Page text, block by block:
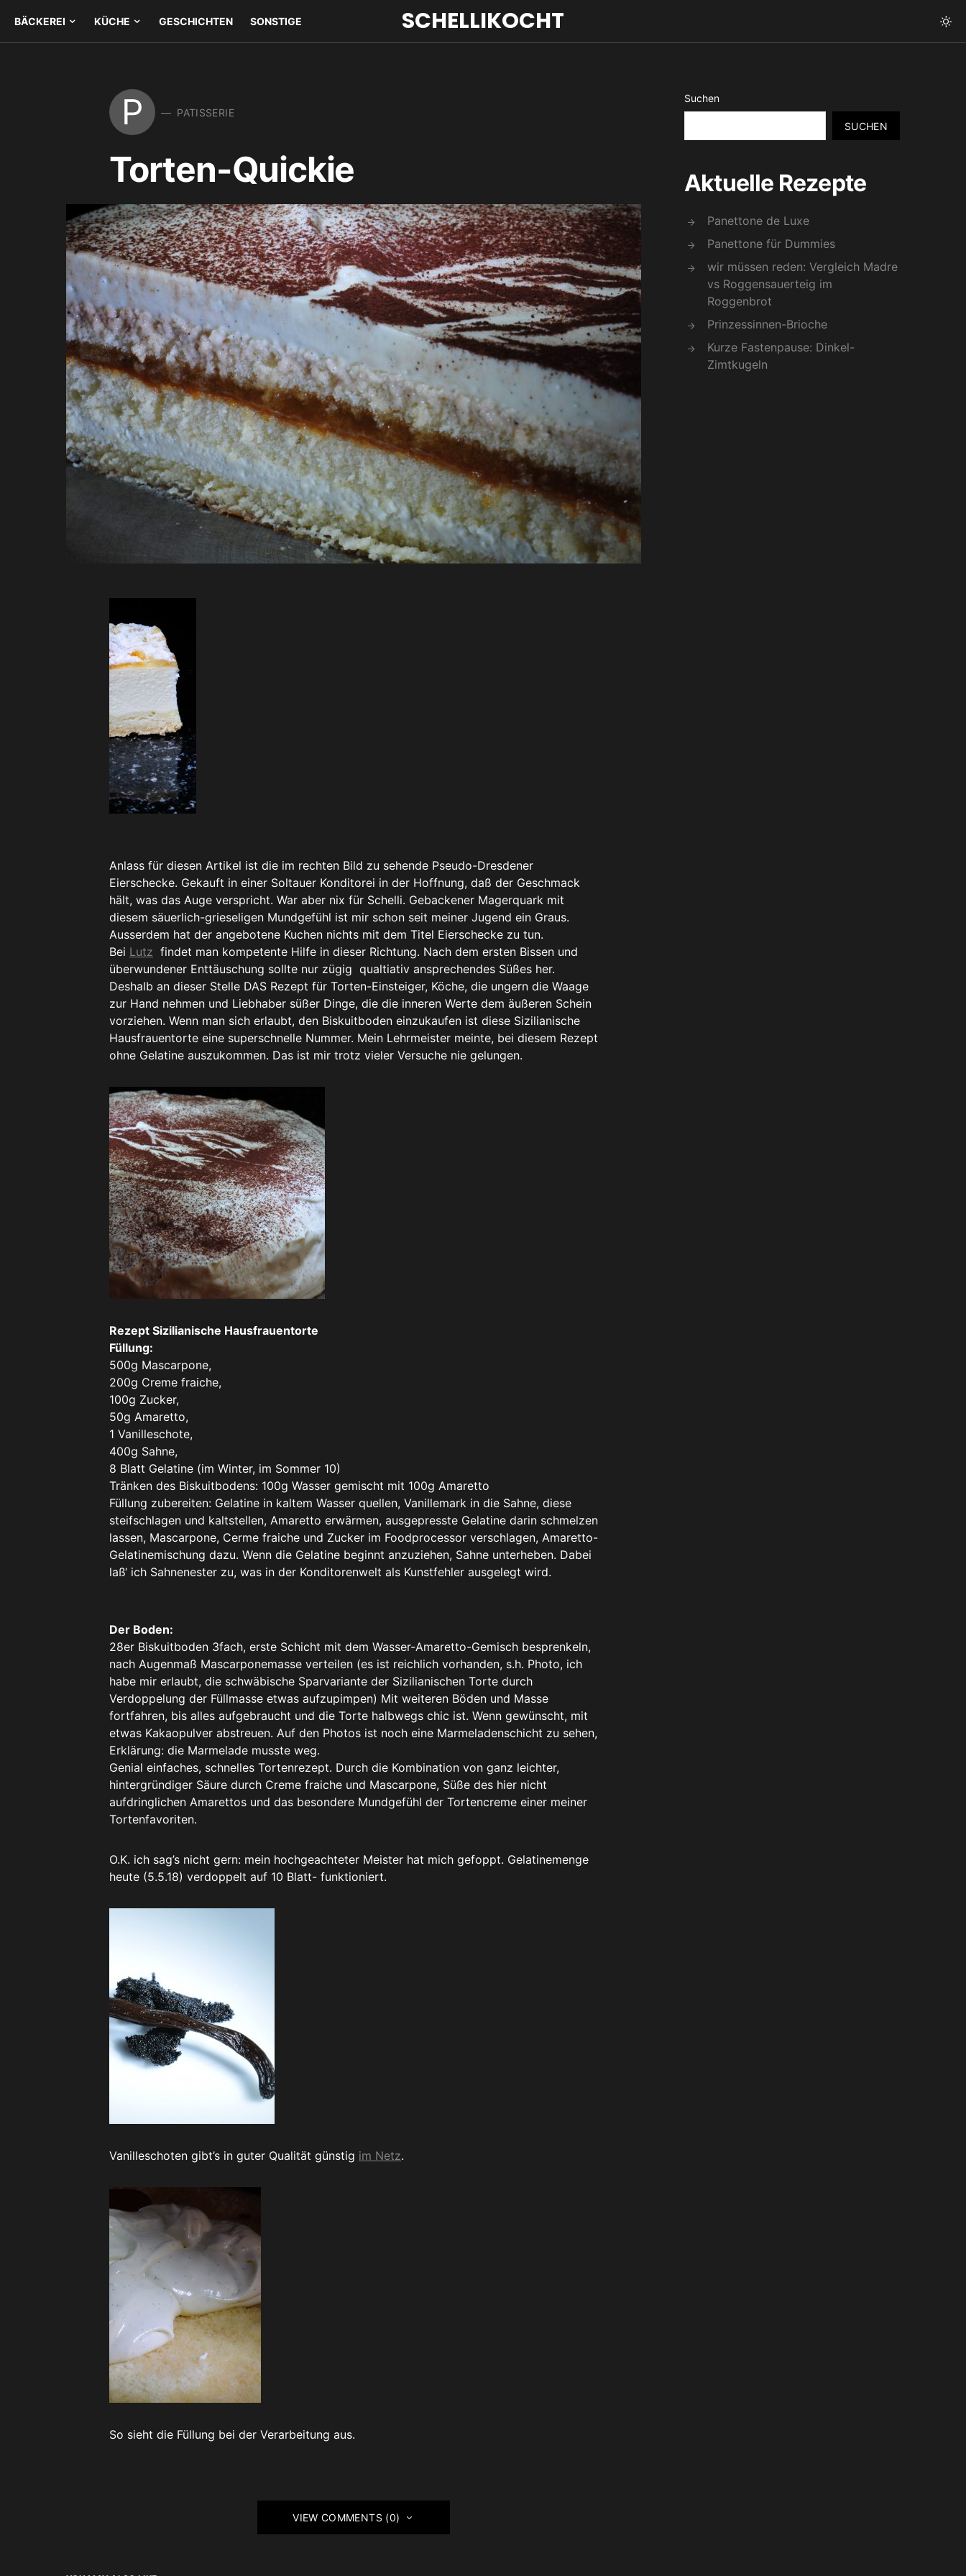
BÄCKEREI KÜCHE GESCHICHTEN SONSTIGE SCHELLIKOCHT
P PATISSERIE
Torten-Quickie
Anlass für diesen Artikel ist die im rechten Bild zu sehende Pseudo-Dresdener
Eierschecke. Gekauft in einer Soltauer Konditorei in der Hoffnung, daß der Geschmack
hält, was das Auge verspricht. War aber nix für Schelli. Gebackener Magerquark mit
diesem säuerlich-grieseligen Mundgefühl ist mir schon seit meiner Jugend ein Graus.
Ausserdem hat der angebotene Kuchen nichts mit dem Titel Eierschecke zu tun.
Bei Lutz findet man kompetente Hilfe in dieser Richtung. Nach dem ersten Bissen und
überwundener Enttäuschung sollte nur zügig qualtiativ ansprechendes Süßes her.
Deshalb an dieser Stelle DAS Rezept für Torten-Einsteiger, Köche, die ungern die Waage
zur Hand nehmen und Liebhaber süßer Dinge, die die inneren Werte dem äußeren Schein
vorziehen. Wenn man sich erlaubt, den Biskuitboden einzukaufen ist diese Sizilianische
Hausfrauentorte eine superschnelle Nummer. Mein Lehrmeister meinte, bei diesem Rezept
ohne Gelatine auszukommen. Das ist mir trotz vieler Versuche nie gelungen.
Rezept Sizilianische Hausfrauentorte
Füllung:
500g Mascarpone,
200g Creme fraiche,
100g Zucker,
50g Amaretto,
1 Vanilleschote,
400g Sahne,
8 Blatt Gelatine (im Winter, im Sommer 10)
Tränken des Biskuitbodens: 100g Wasser gemischt mit 100g Amaretto
Füllung zubereiten: Gelatine in kaltem Wasser quellen, Vanillemark in die Sahne, diese
steifschlagen und kaltstellen, Amaretto erwärmen, ausgepresste Gelatine darin schmelzen
lassen, Mascarpone, Cerme fraiche und Zucker im Foodprocessor verschlagen, Amaretto-
Gelatinemischung dazu. Wenn die Gelatine beginnt anzuziehen, Sahne unterheben. Dabei
laß‘ ich Sahnenester zu, was in der Konditorenwelt als Kunstfehler ausgelegt wird.
Der Boden:
28er Biskuitboden 3fach, erste Schicht mit dem Wasser-Amaretto-Gemisch besprenkeln,
nach Augenmaß Mascarponemasse verteilen (es ist reichlich vorhanden, s.h. Photo, ich
habe mir erlaubt, die schwäbische Sparvariante der Sizilianischen Torte durch
Verdoppelung der Füllmasse etwas aufzupimpen) Mit weiteren Böden und Masse
fortfahren, bis alles aufgebraucht und die Torte halbwegs chic ist. Wenn gewünscht, mit
etwas Kakaopulver abstreuen. Auf den Photos ist noch eine Marmeladenschicht zu sehen,
Erklärung: die Marmelade musste weg.
Genial einfaches, schnelles Tortenrezept. Durch die Kombination von ganz leichter,
hintergründiger Säure durch Creme fraiche und Mascarpone, Süße des hier nicht
aufdringlichen Amarettos und das besondere Mundgefühl der Tortencreme einer meiner
Tortenfavoriten.
O.K. ich sag’s nicht gern: mein hochgeachteter Meister hat mich gefoppt. Gelatinemenge
heute (5.5.18) verdoppelt auf 10 Blatt- funktioniert.
Vanilleschoten gibt’s in guter Qualität günstig im Netz.
So sieht die Füllung bei der Verarbeitung aus.
VIEW COMMENTS (0)
Suchen
SUCHEN
Aktuelle Rezepte
Panettone de Luxe
Panettone für Dummies
wir müssen reden: Vergleich Madre
vs Roggensauerteig im
Roggenbrot
Prinzessinnen-Brioche
Kurze Fastenpause: Dinkel-
Zimtkugeln